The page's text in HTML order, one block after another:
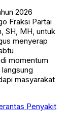
2026
Fraksi Partai
SH, MH, untuk
menyerap
momentum
masyarakat